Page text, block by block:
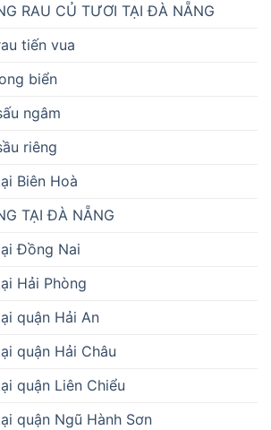
RAU CỦ TƯƠI TẠI ĐÀ NẴNG
tiến vua
biển
ngâm
riêng
Biên Hoà
TẠI ĐÀ NẴNG
Đồng Nai
Hải Phòng
quận Hải An
quận Hải Châu
quận Liên Chiểu
quận Ngũ Hành Sơn